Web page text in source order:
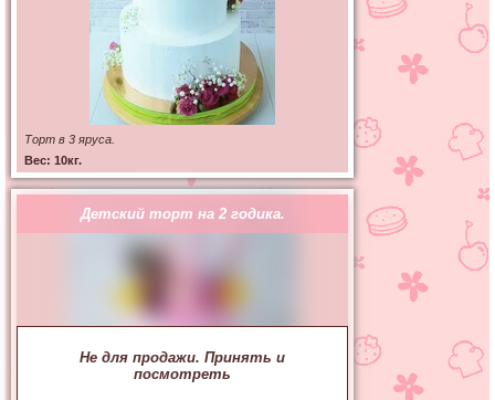
Торт в 3 яруса.
Вес: 10кг.
Детский торт на 2 годика.
Не для продажи. Принять и
посмотреть